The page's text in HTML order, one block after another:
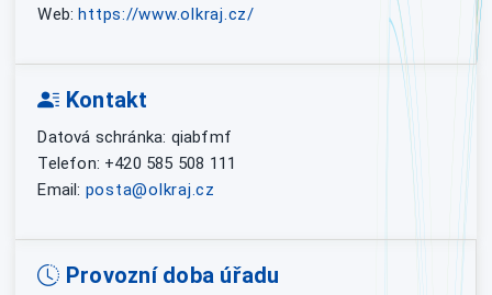
Web: https://www.olkraj.cz/
Kontakt
Datová schránka: qiabfmf
Telefon: +420 585 508 111
Email: posta@olkraj.cz
Provozní doba úřadu